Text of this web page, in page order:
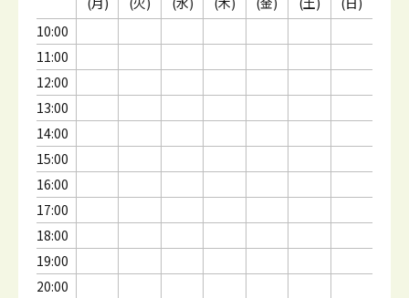
10:00
11:00
12:00
13:00
14:00
15:00
16:00
17:00
18:00
19:00
20:00